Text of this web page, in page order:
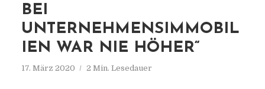
BEI
UNTERNEHMENSIMMOBIL
IEN WAR NIE HÖHER“
17. März 2020 2 Min. Lesedauer